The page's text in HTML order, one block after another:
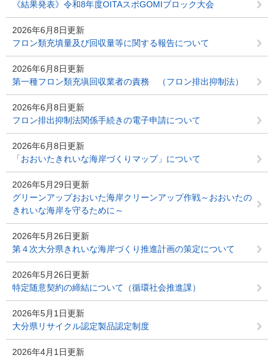
《結果発表》令和8年度OITAスポGOMIブロック大会
2026年6月8日更新
フロン類充填量及び回収量等に関する報告について
2026年6月8日更新
第一種フロン類充塡回収業者の責務 （フロン排出抑制法）
2026年6月8日更新
フロン排出抑制法関係手続きの電子申請について
2026年6月8日更新
「おおいたきれいな海岸づくりマップ」について
2026年5月29日更新
グリーンアップおおいた海岸クリーンアップ作戦～おおいたの
きれいな海岸を守るために～
2026年5月26日更新
第４次大分県きれいな海岸づくり推進計画の策定について
2026年5月26日更新
特定随意契約の締結について（循環社会推進課）
2026年5月1日更新
大分県リサイクル認定製品認定制度
2026年4月1日更新